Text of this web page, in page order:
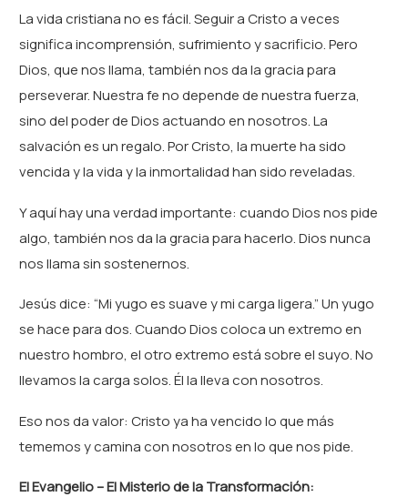
La vida cristiana no es fácil. Seguir a Cristo a veces
significa incomprensión, sufrimiento y sacrificio. Pero
Dios, que nos llama, también nos da la gracia para
perseverar. Nuestra fe no depende de nuestra fuerza,
sino del poder de Dios actuando en nosotros. La
salvación es un regalo. Por Cristo, la muerte ha sido
vencida y la vida y la inmortalidad han sido reveladas.
Y aquí hay una verdad importante: cuando Dios nos pide
algo, también nos da la gracia para hacerlo. Dios nunca
nos llama sin sostenernos.
Jesús dice: “Mi yugo es suave y mi carga ligera.” Un yugo
se hace para dos. Cuando Dios coloca un extremo en
nuestro hombro, el otro extremo está sobre el suyo. No
llevamos la carga solos. Él la lleva con nosotros.
Eso nos da valor: Cristo ya ha vencido lo que más
tememos y camina con nosotros en lo que nos pide.
El Evangelio – El Misterio de la Transformación: